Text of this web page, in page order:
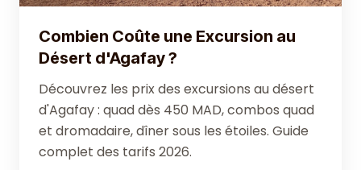
Combien Coûte une Excursion au
Désert d'Agafay ?
Découvrez les prix des excursions au désert
d'Agafay : quad dès 450 MAD, combos quad
et dromadaire, dîner sous les étoiles. Guide
complet des tarifs 2026.